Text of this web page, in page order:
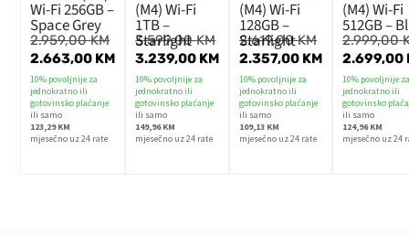
Wi-Fi 256GB –
Space Grey
2.959,00KM
2.663,00 KM
10% povoljnije za
jednokratno ili
gotovinsko plaćanje
ili samo
123,29 KM
mjesečno uz 24 rate
(M4) Wi-Fi
1TB –
Starlight
3.599,00KM
3.239,00 KM
10% povoljnije za
jednokratno ili
gotovinsko plaćanje
ili samo
149,96 KM
mjesečno uz 24 rate
(M4) Wi-Fi
128GB –
Starlight
2.619,00KM
2.357,00 KM
10% povoljnije za
jednokratno ili
gotovinsko plaćanje
ili samo
109,13 KM
mjesečno uz 24 rate
(M4) Wi-Fi
512GB –
2.999,00
2.699,00
10% povoljnije
jednokratno ili
gotovinsko
ili samo
124,96 KM
mjesečno uz 24